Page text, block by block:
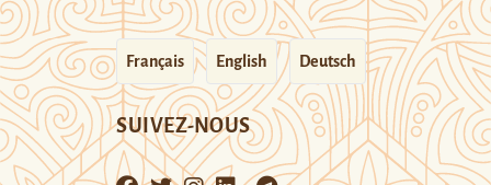
Français English Deutsch
SUIVEZ-NOUS